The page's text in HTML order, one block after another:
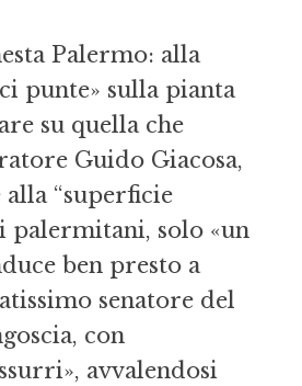
Palermo: alla
punte» sulla pianta
su quella che
Guido Giacosa,
“superficie
palermitani, solo «un
ben presto a
senatore del
con
avvalendosi